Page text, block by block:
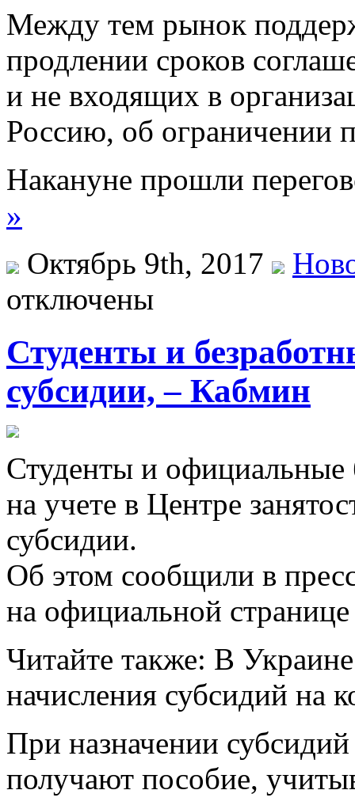
Между тем рынок
продлении сроков
и не входящих в
Россию, об ограничении
Накануне прошли
»
Октябрь 9th, 2017
отключены
Студенты и
субсидии, – Кабмин
Студeнты и официальные
на учете в Центре
субсидии.
Об этом сообщили в
на официальной странице
Читайте также: В
начисления субсидий на
При назначении
получают пособие,